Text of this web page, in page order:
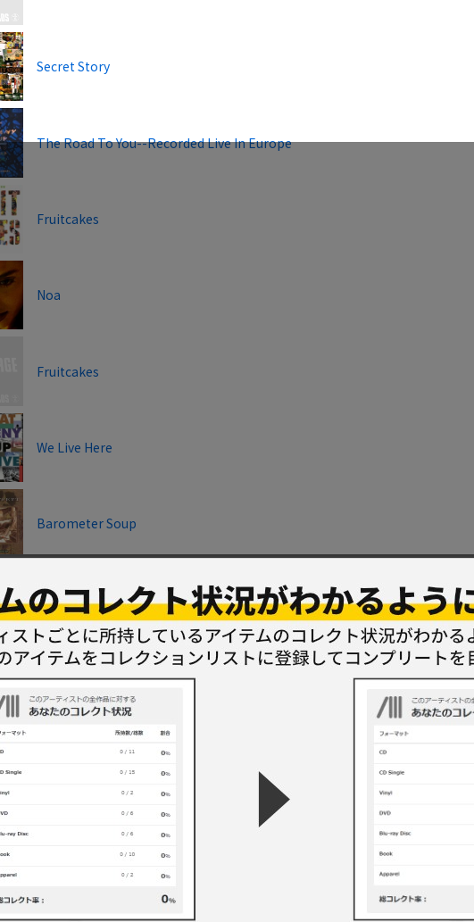
Secret Story
The Road To You--Recorded Live In Europe
Fruitcakes
Noa
Fruitcakes
We Live Here
Barometer Soup
Quartet
Banana Wind
Christmas Island
Imaginary Day